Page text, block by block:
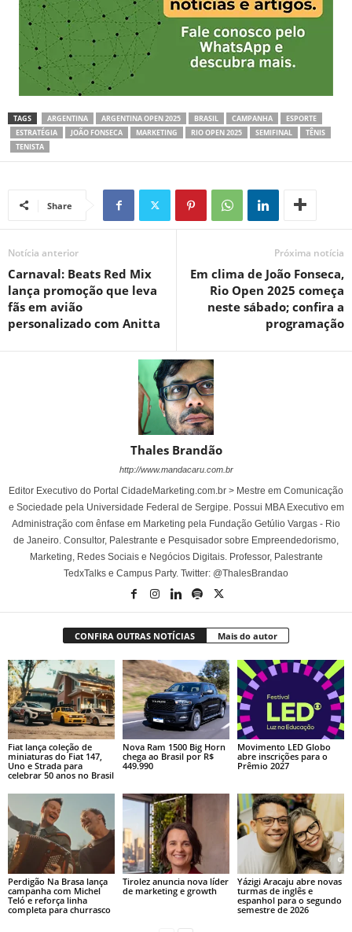
TAGS ARGENTINA ARGENTINA OPEN 2025 BRASIL CAMPANHA
ESPORTE
ESTRATÉGIA
JOÃO FONSECA MARKETING RIO OPEN 2025 SEMIFINAL
TÊNIS
TENISTA
Share
Notícia anterior
Carnaval: Beats Red Mix
lança promoção que leva
fãs em avião
personalizado com Anitta
Próxima notícia
Em clima de João Fonseca,
Rio Open 2025 começa
neste sábado; confira a
programação
Thales Brandão
http://www.mandacaru.com.br
Editor Executivo do Portal CidadeMarketing.com.br > Mestre em Comunicação
e Sociedade pela Universidade Federal de Sergipe. Possui MBA Executivo em
Administração com ênfase em Marketing pela Fundação Getúlio Vargas - Rio
de Janeiro. Consultor, Palestrante e Pesquisador sobre Empreendedorismo,
Marketing, Redes Sociais e Negócios Digitais. Professor, Palestrante
TedxTalks e Campus Party. Twitter: @ThalesBrandao
CONFIRA OUTRAS NOTÍCIAS Mais do autor
Fiat lança coleção de
miniaturas do Fiat 147,
Uno e Strada para
celebrar 50 anos no Brasil
Nova Ram 1500 Big Horn
chega ao Brasil por R$
449.990
Movimento LED Globo
abre inscrições para o
Prêmio 2027
Perdigão Na Brasa lança
campanha com Michel
Teló e reforça linha
completa para churrasco
Tirolez anuncia nova líder
de marketing e growth
Yázigi Aracaju abre novas
turmas de inglês e
espanhol para o segundo
semestre de 2026